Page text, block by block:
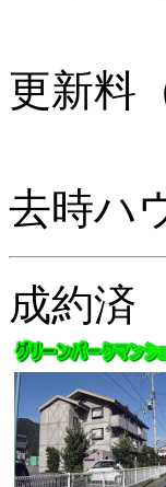
更新料
去時ハ
成約済